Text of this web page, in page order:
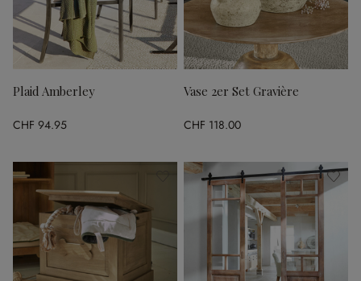
Plaid Amberley
CHF 94.95
Vase 2er Set Gravière
CHF 118.00